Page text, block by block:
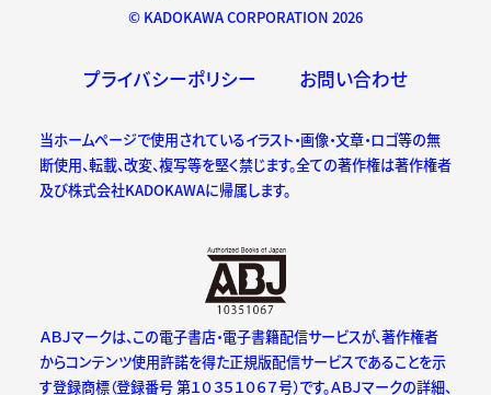
© KADOKAWA CORPORATION 2026
プライバシーポリシー お問い合わせ
当ホームページで使用されているイラスト・画像・文章・ロゴ等の無
断使用、転載、改変、複写等を堅く禁じます。全ての著作権は著作権者
及び株式会社KADOKAWAに帰属します。
ＡＢＪマークは、この電子書店・電子書籍配信サービスが、著作権者
からコンテンツ使用許諾を得た正規版配信サービスであることを示
す登録商標（登録番号 第１０３５１０６７号）です。ＡＢＪマークの詳細、